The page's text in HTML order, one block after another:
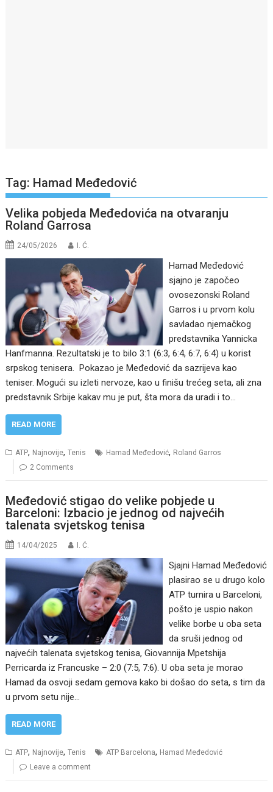
Tag: Hamad Međedović
Velika pobjeda Međedovića na otvaranju
Roland Garrosa
24/05/2026 I. Ć.
Hamad Međedović
sjajno je započeo
ovosezonski Roland
Garros i u prvom kolu
savladao njemačkog
predstavnika Yannicka
Hanfmanna. Rezultatski je to bilo 3:1 (6:3, 6:4, 6:7, 6:4) u korist
srpskog tenisera. Pokazao je Međedović da sazrijeva kao
teniser. Mogući su izleti nervoze, kao u finišu trećeg seta, ali zna
predstavnik Srbije kakav mu je put, šta mora da uradi i to…
READ MORE
ATP, Najnovije,Tenis Hamad Međedović, Roland Garros
2 Comments
Međedović stigao do velike pobjede u
Barceloni: Izbacio je jednog od najvećih
talenata svjetskog tenisa
14/04/2025 I. Ć.
Sjajni Hamad Međedović
plasirao se u drugo kolo
ATP turnira u Barceloni,
pošto je uspio nakon
velike borbe u oba seta
da sruši jednog od
najvećih talenata svjetskog tenisa, Giovannija Mpetshija
Perricarda iz Francuske – 2:0 (7:5, 7:6). U oba seta je morao
Hamad da osvoji sedam gemova kako bi došao do seta, s tim da
u prvom setu nije…
READ MORE
ATP, Najnovije,Tenis ATP Barcelona, Hamad Međedović
Leave a comment